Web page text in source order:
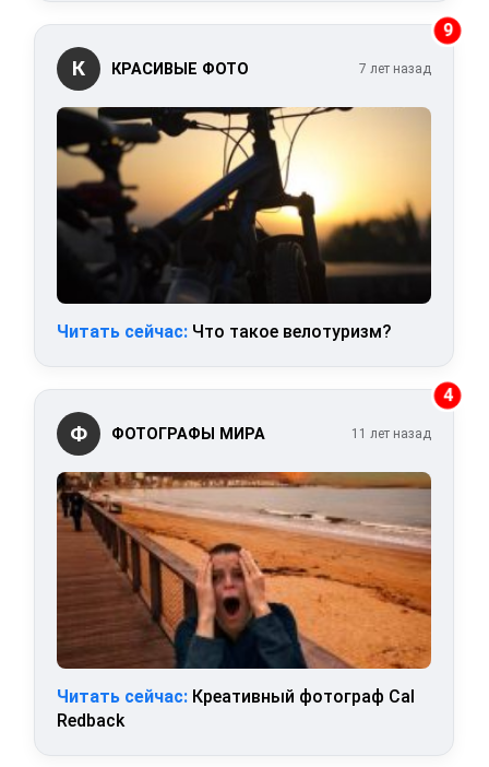
9
К КРАСИВЫЕ ФОТО 7 лет назад
Читать сейчас: Что такое велотуризм?
4
Ф ФОТОГРАФЫ МИРА 11 лет назад
Читать сейчас: Креативный фотограф Cal
Redback